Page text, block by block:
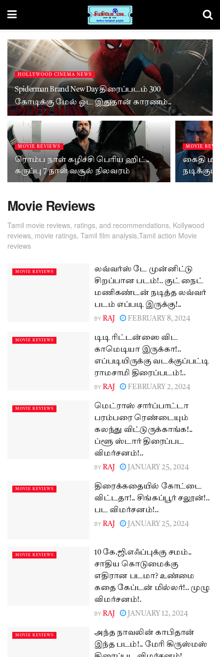
HOLLYWOOD CINEMA NEWS
Spiderman Brand New Day திரைப்படம் 300
கோடிக்கு மேல் ஓட இதுதான் காரணம்..
MOVIE REVIEWS
ரொம்ப நாள் கழிச்சி பெரிய ஹிட்..
கருப்பு 7 நாள் வசூல் நிலவரம்
MOVIE
கைதி
நடிக்கும்
Movie Reviews
Tamil movie reviews, ratings, and recommendations, Kollywood
reviews, movie ratings, Tamil film analysis,Tamil action Movie
reviews
MOVIE REVIEWS
லவ்வர்ஸ் டே முன்னிட்டு
சிறப்பான படம்!.. குட் நைட்
மணிகண்டன் நடித்த லவ்வர்
படம் எப்படி இருக்கு!..
BY RAJ FEBRUARY 8, 2024
MOVIE REVIEWS
டிடி ரிட்டன்ஸை விட
காமெடியா இருக்கா!..
எப்படியிருக்கு வடக்குப்பட்டி
ராமசாமி திரைப்படம்!..
BY RAJ FEBRUARY 2, 2024
MOVIE REVIEWS
மெட்ராஸ் சார்ப்பாட்டா
பரம்பரை ரெண்டையும்
கலந்து விட்டுருக்காங்க!..
ப்ளூ ஸ்டார் திரைப்பட
விமர்சனம்!..
BY RAJ JANUARY 25, 2024
MOVIE REVIEWS
திரைக்கதையில் கோட்டை
விட்டதா!.. சிங்கப்பூர் சலூன்!..
பட விமர்சனம்!..
BY RAJ JANUARY 25, 2024
MOVIE REVIEWS
10 கே.ஜி.எஃப்புக்கு சமம்..
சாதிய கொடுமைக்கு
எதிரான படமா? உண்மை
கதை கேப்டன் மில்லர்!.. முழு
விமர்சனம்!.
BY RAJ JANUARY 12, 2024
MOVIE REVIEWS
அந்த நாவலின் காபிதான்
இந்த படம்!.. மேரி கிருஸ்மஸ்